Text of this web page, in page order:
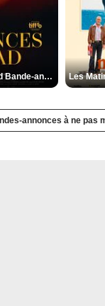
Les Silences de Riyad Bande-annonce VO STFR
annonces à ne pas